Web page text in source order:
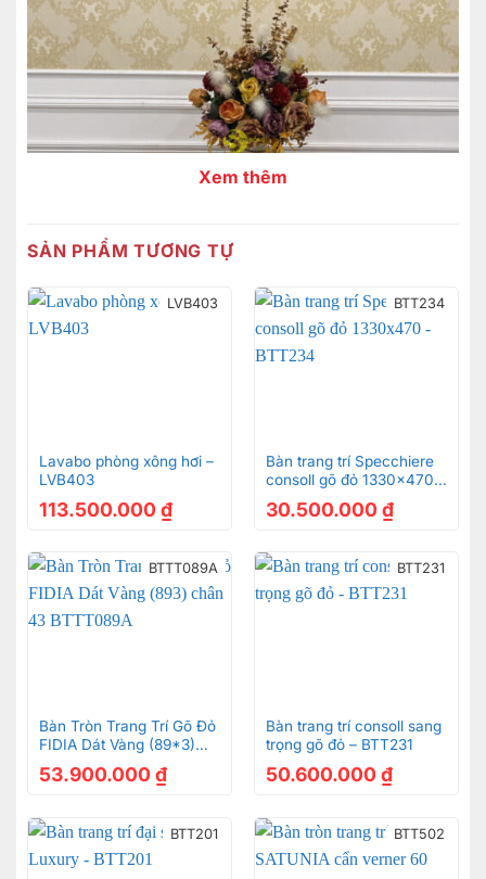
Xem thêm
SẢN PHẨM TƯƠNG TỰ
LVB403
Lavabo phòng xông hơi –
LVB403
113.500.000 ₫
BTT234
Bàn trang trí Specchiere
consoll gõ đỏ 1330×470 –
30.500.000 ₫
BTTT089A
Bàn Tròn Trang Trí Gõ Đỏ
FIDIA Dát Vàng (89*3)
53.900.000 ₫
BTT231
Bàn trang trí consoll sang
trọng gõ đỏ – BTT231
50.600.000 ₫
BTT201 BTT502